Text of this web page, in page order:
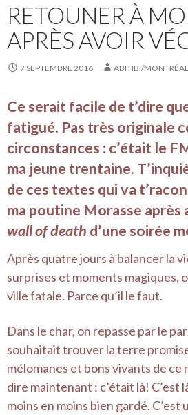
RETOUNER À
APRÈS AVOIR
7 SEPTEMBRE 2016 ABITIBI/MONTRÉAL
Ce serait facile de t’dire
fatigué. Pas très originale
circonstances : c’était le
ma jeune trentaine.
de ces textes qui va
ma poutine Morasse après
wall of death d’une soirée
Après quatre jours à balancer la
surprises et moments magiques,
ville fatale. Parce qu’il le faut.
Dans le char, on repasse par le
souhaitait trouver la terre
mélomanes et bons vivants de ce
dire maintenant : c’était là! C’est
moins en moins bien gardé. C’est